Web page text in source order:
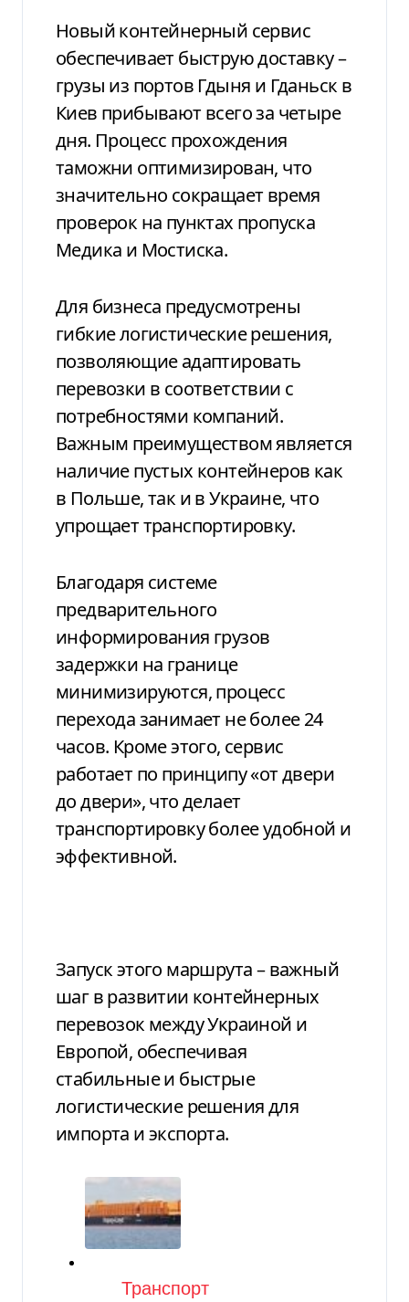
Новый контейнерный сервис
обеспечивает быструю доставку –
грузы из портов Гдыня и Гданьск в
Киев прибывают всего за четыре
дня. Процесс прохождения
таможни оптимизирован, что
значительно сокращает время
проверок на пунктах пропуска
Медика и Мостиска.
Для бизнеса предусмотрены
гибкие логистические решения,
позволяющие адаптировать
перевозки в соответствии с
потребностями компаний.
Важным преимуществом является
наличие пустых контейнеров как
в Польше, так и в Украине, что
упрощает транспортировку.
Благодаря системе
предварительного
информирования грузов
задержки на границе
минимизируются, процесс
перехода занимает не более 24
часов. Кроме этого, сервис
работает по принципу «от двери
до двери», что делает
транспортировку более удобной и
эффективной.
Запуск этого маршрута – важный
шаг в развитии контейнерных
перевозок между Украиной и
Европой, обеспечивая
стабильные и быстрые
логистические решения для
импорта и экспорта.
Категория
Транспорт